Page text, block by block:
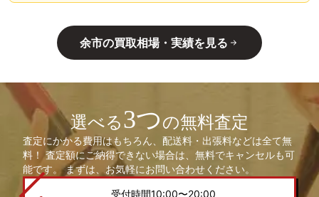
余市の買取相場・実績を見る
選べる3つの無料査定
査定にかかる費用はもちろん、配送料・出張料などは全て無
料！ 査定額にご納得できない場合は、無料でキャンセルも可
能です。 まずは、お気軽にお問い合わせください。
受付時間10:00〜20:00